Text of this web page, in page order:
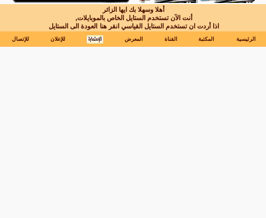
أهلا وسهلا بك ايها الزائر
أنت الآن تستخدم الستايل الخاص بالموبايلات,
اذا أردت ان تستخدم الستايل القياسي انقر هنا العودة الى الستايل
الرئيسية المكتبة القناة المعرض للإعلان للإتصال